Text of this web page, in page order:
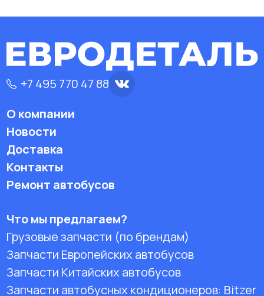
+7 495 770 47 88
О компании
Новости
Доставка
Контакты
Ремонт автобусов
Что мы предлагаем?
Грузовые запчасти (по брендам)
Запчасти Европейских автобусов
Запчасти Китайских автобусов
Запчасти автобусных кондиционеров: Bitzer